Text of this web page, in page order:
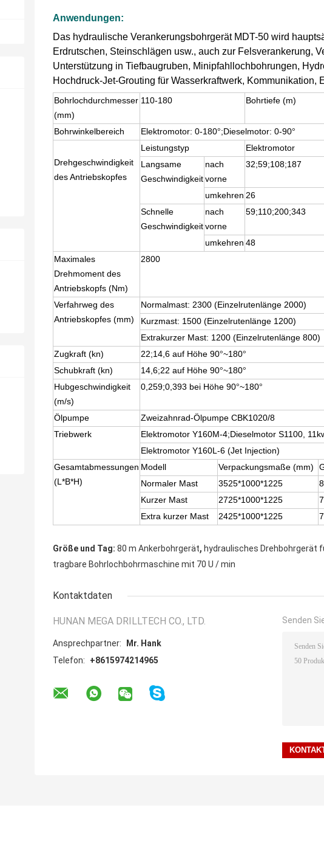
Anwendungen:
Das hydraulische Verankerungsbohrgerät MDT-50 wird
Erdrutschen, Steinschlägen usw., auch zur Felsverankerung,
Unterstützung in Tiefbaugruben, Minipfahllochbohrungen,
Hochdruck-Jet-Grouting für Wasserkraftwerk, Kommunikation,
Bohrlochdurchmesser
(mm)
110-180 Bohrtiefe (m)
Bohrwinkelbereich Elektromotor: 0-180°;Dieselmotor: 0-90°
Drehgeschwindigkeit
des Antriebskopfes
Leistungstyp
Elektromotor
Langsame
Geschwindigkeit
nach
vorne
32;59;108;187
umkehren 26
Schnelle
Geschwindigkeit
nach
vorne
59;110;200;343
umkehren 48
Maximales
Drehmoment des
Antriebskopfs (Nm)
2800
Verfahrweg des
Antriebskopfes (mm)
Normalmast: 2300 (Einzelrutenlänge 2000)
Kurzmast: 1500 (Einzelrutenlänge 1200)
Extrakurzer Mast: 1200 (Einzelrutenlänge 800)
Zugkraft (kn)
22;14,6 auf Höhe 90°~180°
Schubkraft (kn) 14,6;22 auf Höhe 90°~180°
Hubgeschwindigkeit
(m/s)
0,259;0,393 bei Höhe 90°~180°
Ölpumpe
Zweizahnrad-Ölpumpe CBK1020/8
Triebwerk
Elektromotor Y160M-4;Dieselmotor S1100,
Elektromotor Y160L-6 (Jet Injection)
Gesamtabmessungen
(L*B*H)
Modell Verpackungsmaße (mm)
Normaler Mast
3525*1000*1225
Kurzer Mast
2725*1000*1225
Extra kurzer Mast
2425*1000*1225
Größe und Tag: 80 m Ankerbohrgerät, hydraulisches Drehbohrgerät
tragbare Bohrlochbohrmaschine mit 70 U / min
Kontaktdaten
HUNAN MEGA DRILLTECH CO., LTD.
Ansprechpartner:
Mr. Hank
Telefon:
+8615974214965
Senden